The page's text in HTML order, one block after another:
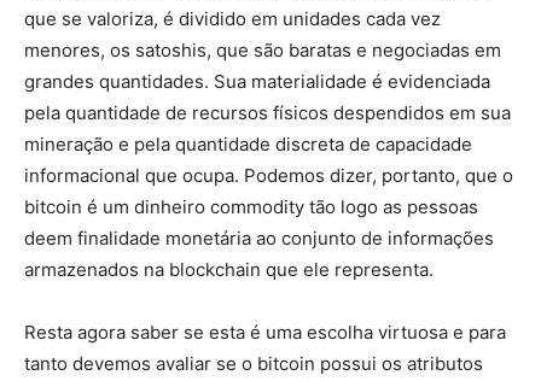
que se valoriza, é dividido em unidades cada vez
menores, os satoshis, que são baratas e negociadas em
grandes quantidades. Sua materialidade é evidenciada
pela quantidade de recursos físicos despendidos em sua
mineração e pela quantidade discreta de capacidade
informacional que ocupa. Podemos dizer, portanto, que o
bitcoin é um dinheiro commodity tão logo as pessoas
deem finalidade monetária ao conjunto de informações
armazenados na blockchain que ele representa.
Resta agora saber se esta é uma escolha virtuosa e para
tanto devemos avaliar se o bitcoin possui os atributos